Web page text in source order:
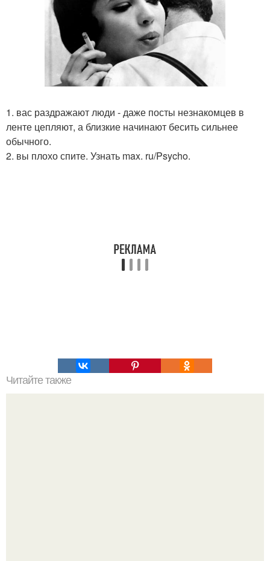
1. вас раздражают люди - даже посты незнакомцев в
ленте цепляют, а близкие начинают бесить сильнее
обычного.
2. вы плохо спите. Узнать max. ru/Psycho.
Читайте также